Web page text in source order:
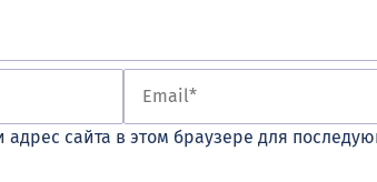
сайта в этом браузере для